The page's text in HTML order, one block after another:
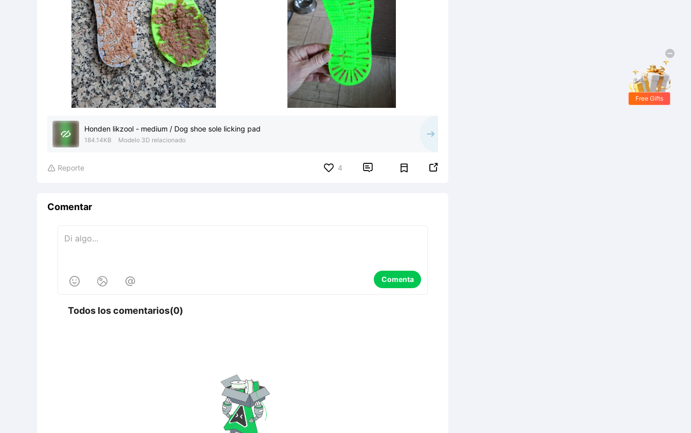

Honden likzool - medium / Dog shoe sole licking pad
184.14KB Modelo 3D relacionado
 Reporte 4  
Comentar
   Comenta
Todos los comentarios(0)
Free Gifts